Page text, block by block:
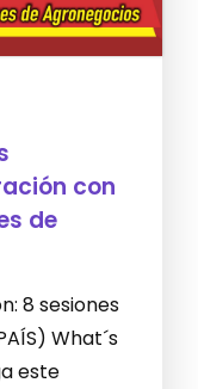
con
de
8 sesiones
What´s
este